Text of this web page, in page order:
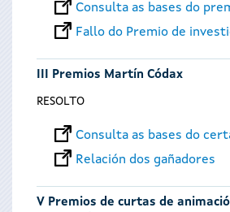
Consulta as bases do
Fallo do Premio de
III Premios Martín Códax
RESOLTO
Consulta as bases do
Relación dos gañadores
V Premios de curtas de